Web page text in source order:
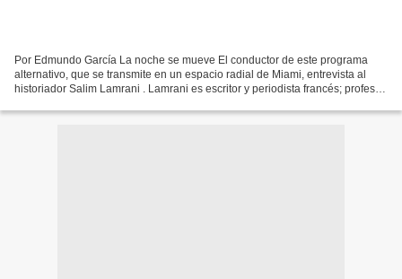
Por Edmundo García La noche se mueve El conductor de este programa
alternativo, que se transmite en un espacio radial de Miami, entrevista al
historiador Salim Lamrani . Lamrani es escritor y periodista francés; profesor